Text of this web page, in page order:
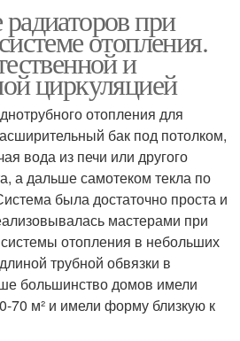
при
отопления.
и
циркуляцией
отопления для
бак под потолком,
вода из печи или другого
а дальше самотеком текла по
была достаточно проста и
мастерами при
отопления в небольших
трубной обвязки в
большинство домов имели
70 м² и имели форму близкую к